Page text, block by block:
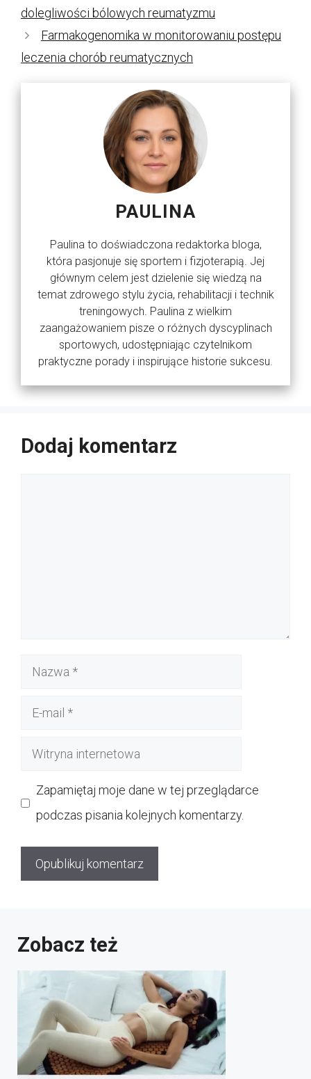
dolegliwości bólowych reumatyzmu
Farmakogenomika w monitorowaniu postępu
leczenia chorób reumatycznych
PAULINA
Paulina to doświadczona redaktorka bloga,
która pasjonuje się sportem i fizjoterapią. Jej
głównym celem jest dzielenie się wiedzą na
temat zdrowego stylu życia, rehabilitacji i technik
treningowych. Paulina z wielkim
zaangażowaniem pisze o różnych dyscyplinach
sportowych, udostępniając czytelnikom
praktyczne porady i inspirujące historie sukcesu.
Dodaj komentarz
Nazwa
Witryna
Zapamiętaj moje dane w tej przeglądarce
podczas pisania kolejnych komentarzy.
Zobacz też